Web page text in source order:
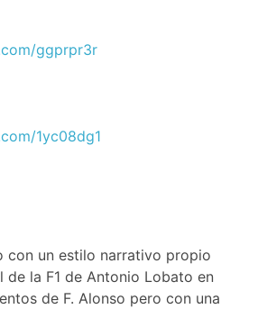
ggprpr3r
1yc08dg1
con un estilo narrativo propio
de la F1 de Antonio Lobato en
de F. Alonso pero con una